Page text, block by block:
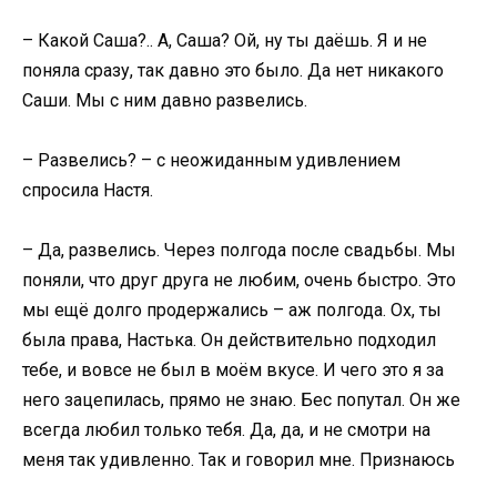
– Какой Саша?.. А, Саша? Ой, ну ты даёшь. Я и не
поняла сразу, так давно это было. Да нет никакого
Саши. Мы с ним давно развелись.
– Развелись? – с неожиданным удивлением
спросила Настя.
– Да, развелись. Через полгода после свадьбы. Мы
поняли, что друг друга не любим, очень быстро. Это
мы ещё долго продержались – аж полгода. Ох, ты
была права, Настька. Он действительно подходил
тебе, и вовсе не был в моём вкусе. И чего это я за
него зацепилась, прямо не знаю. Бес попутал. Он же
всегда любил только тебя. Да, да, и не смотри на
меня так удивленно. Так и говорил мне. Признаюсь